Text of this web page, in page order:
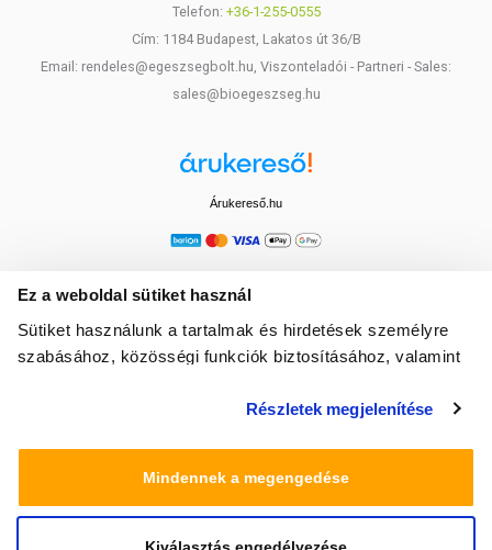
Ez a weboldal sütiket használ
Sütiket használunk a tartalmak és hirdetések személyre
szabásához, közösségi funkciók biztosításához, valamint
média-, hirdető- és elemező partnereinkkel megosztjuk az
amelyeket Ön adott meg számukra vagy az Ön által
használt más szolgáltatásokból gyűjtöttek.
Részletek megjelenítése
Mindennek a megengedése
Telefon: +36-1-255-0555
Cím: 1184 Budapest, Lakatos út 36/B
Email: rendeles@egeszsegbolt.hu, Viszonteladói - Partneri - Sales:
sales@bioegeszseg.hu
Árukereső.hu